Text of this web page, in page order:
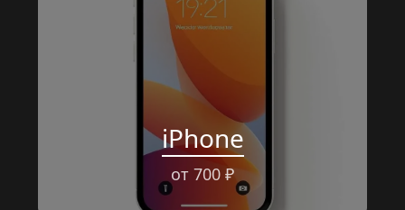
iPhone
от 700 ₽